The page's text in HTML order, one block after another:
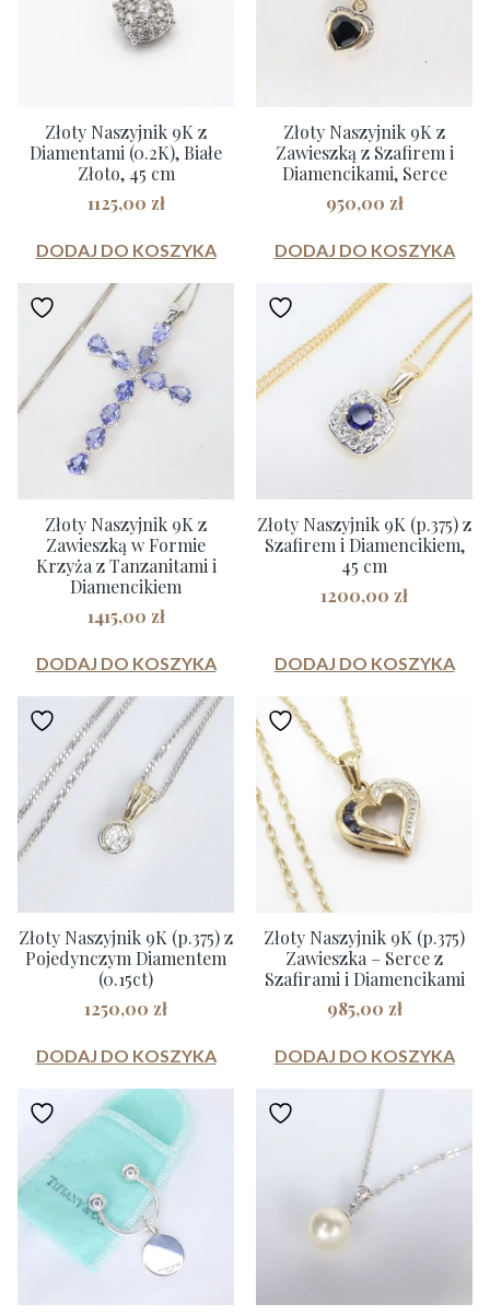
Złoty Naszyjnik 9K z
Diamentami (0.2K), Białe
Złoto, 45 cm
1125,00 zł
DODAJ DO KOSZYKA
Złoty Naszyjnik 9K z
Zawieszką z Szafirem i
Diamencikami, Serce
950,00 zł
DODAJ DO KOSZYKA
Złoty Naszyjnik 9K z
Zawieszką w Formie
Krzyża z Tanzanitami i
Diamencikiem
1415,00 zł
DODAJ DO KOSZYKA
Złoty Naszyjnik 9K (p.375) z
Szafirem i Diamencikiem,
45 cm
1200,00 zł
DODAJ DO KOSZYKA
Złoty Naszyjnik 9K (p.375) z
Pojedynczym Diamentem
(0.15ct)
1250,00 zł
DODAJ DO KOSZYKA
Złoty Naszyjnik 9K (p.375)
Zawieszka – Serce z
Szafirami i Diamencikami
985,00 zł
DODAJ DO KOSZYKA